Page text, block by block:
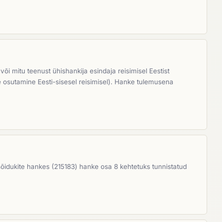
mitu teenust ühishankija esindaja reisimisel Eestist
Eesti-sisesel reisimisel). Hanke tulemusena
hankes (215183) hanke osa 8 kehtetuks tunnistatud